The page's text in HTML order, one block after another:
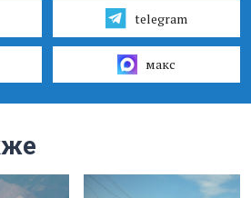
telegram
макс